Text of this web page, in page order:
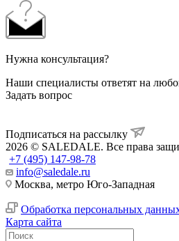
Нужна консультация?
Наши специалисты ответят на
Задать вопрос
Подписаться на рассылку
2026 © SALEDALE. Все права
+7 (495) 147-98-78
info@saledale.ru
Москва, метро Юго-Западная
Обработка персональных
Карта сайта